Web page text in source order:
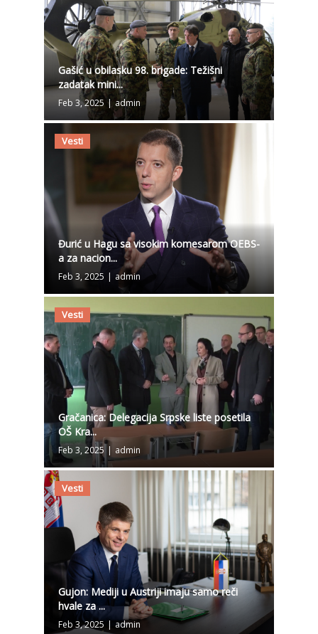
Gašić u obilasku 98. brigade: Težišni
zadatak mini...
Feb 3, 2025 | admin
Vesti
Đurić u Hagu sa visokim komesarom OEBS-
a za nacion...
Feb 3, 2025 | admin
Vesti
Gračanica: Delegacija Srpske liste posetila
OŠ Kra...
Feb 3, 2025 | admin
Vesti
Gujon: Mediji u Austriji imaju samo reči
hvale za ...
Feb 3, 2025 | admin